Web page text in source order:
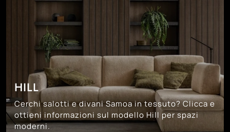
HILL
Cerchi salotti e divani Samoa in tessuto? Clicca e
ottieni informazioni sul modello Hill per spazi
moderni.